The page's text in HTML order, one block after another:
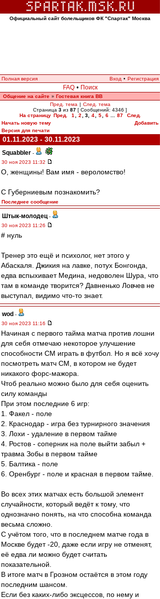
Официальный сайт болельщиков ФК "Спартак" Москва
Полная версия Вход • Регистрация
FAQ • Поиск
Общение на сайте » Гостевая книга ВВ
Пред. тема | След. тема
Страница 3 из 87 [ Сообщений: 4346 ]
На страницу Пред. 1 2 3, 4 5 6 87
След.
Начать новую тему
Добавить
Версия для печати
01.11.2023 - 30.11.2023
Squabbler -
30 ноя 2023 11:32
О, женщины! Вам имя - вероломство!
С Губерниевым познакомить?
Последнее сообщение
Штык-молодец -
30 ноя 2023 11:26
# нуль
Тренер это ещё и психолог, нет этого у
Абаскаля. Джикия на лавке, потух Бонгонда,
едва вспыхивает Медина, недоволен Шура, что
там в команде творится? Давненько Ловчев не
выступал, видимо что-то знает.
wod -
30 ноя 2023 11:16
Начиная с первого тайма матча против лошни
для себя отмечаю некоторое улучшение
способности СМ играть в футбол. Но я всё хочу
посмотреть матч СМ, в котором не будет
никакого форс-мажора.
Чтоб реально можно было для себя оценить
силу команды
При этом последние 6 игр:
1. Факел - поле
2. Краснодар - игра без турнирного значения
3. Лохи - удаление в первом тайме
4. Ростов - соперник на поле выйти забыл +
травма Зобы в первом тайме
5. Балтика - поле
6. Оренбург - поле и красная в первом тайме.
Во всех этих матчах есть большой элемент
случайности, который ведёт к тому, что
однозначно понять, на что способна команда
весьма сложно.
С учётом того, что в последнем матче года в
Москве будет -20, даже если игру не отменят,
её едва ли можно будет считать
показательной.
В итоге матч в Грозном остаётся в этом году
последним шансом.
Если без каких-либо эксцессов, по нему и